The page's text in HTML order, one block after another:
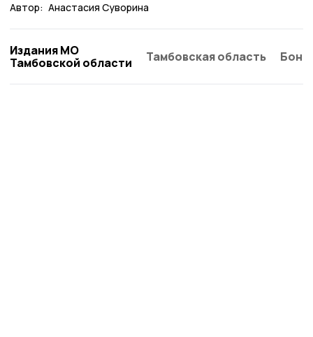
Автор: Анастасия Суворина
Издания МО
Тамбовской области
Тамбовская область